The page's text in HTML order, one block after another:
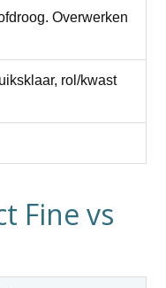
Overwerken
rol/kwast
Fine vs